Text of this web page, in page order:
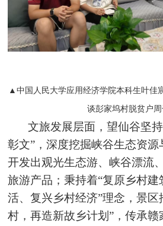
▲中国人民大学应用经济学院本科生叶佳
谈彭家坞村脱贫户
文旅发展层面，望仙谷坚
彰文”，深度挖掘峡谷生态资源
开发出观光生态游、峡谷漂流
旅游产品；秉持着“复原乡村建
活、复兴乡村经济”理念，景区
村，再造新故乡计划”，传承